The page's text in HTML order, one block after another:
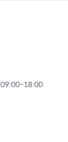
09:00~18:00